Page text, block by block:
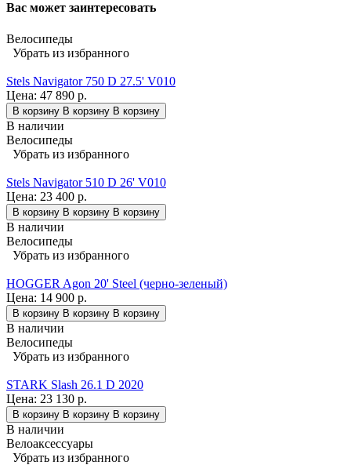
Вас может заинтересовать
Велосипеды
Убрать из избранного
Stels Navigator 750 D 27.5' V010
Цена: 47 890 р.
В корзину В корзину В корзину
В наличии
Велосипеды
Убрать из избранного
Stels Navigator 510 D 26' V010
Цена: 23 400 р.
В корзину В корзину В корзину
В наличии
Велосипеды
Убрать из избранного
HOGGER Agon 20' Steel (черно-зеленый)
Цена: 14 900 р.
В корзину В корзину В корзину
В наличии
Велосипеды
Убрать из избранного
STARK Slash 26.1 D 2020
Цена: 23 130 р.
В корзину В корзину В корзину
В наличии
Велоаксессуары
Убрать из избранного